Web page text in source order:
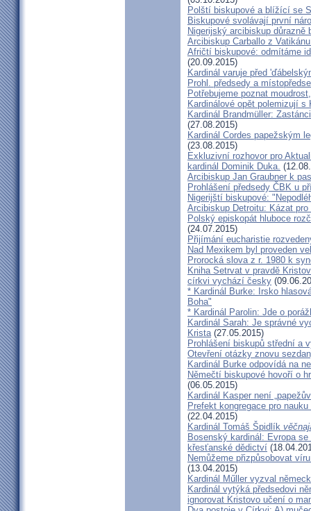
Polští biskupové a blížící se
Biskupové svolávají první
Nigerijský arcibiskup důrazně
Arcibiskup Carballo z
Afričtí biskupové: odmítáme
(20.09.2015)
Kardinál varuje před
Prohl. předsedy a
Potřebujeme poznat
Kardinálové opět polemizují
Kardinál Brandmüller:
(27.08.2015)
Kardinál Cordes papežským
(23.08.2015)
Exkluzivní rozhovor pro
kardinál Dominik Duka.
Arcibiskup Jan Graubner k
Prohlášení předsedy ČBK u
Nigerijští biskupové:
Arcibiskup Detroitu: Kázat
Polský episkopát hluboce
(24.07.2015)
Přijímání eucharistie
Nad Mexikem byl proveden
Prorocká slova z r. 1980 k
Kniha Setrvat v pravdě
církvi vychází česky
* Kardinál Burke: Irsko
Boha"
* Kardinál Parolin: Jde o
Kardinál Sarah: Je správné
Krista(27.05.2015)
Prohlášení biskupů střední a
Otevření otázky znovu
Kardinál Burke odpovídá na
Němečtí biskupové hovoří o
(06.05.2015)
Kardinál Kasper není
Prefekt kongregace pro
(22.04.2015)
Kardinál Tomáš Špidlík
Bosenský kardinál: Evropa
křesťanské dědictví
Nemůžeme přizpůsobovat
(13.04.2015)
Kardinál Műller vyzval
Kardinál vytýká předsedovi
ignorovat Kristovo učení o